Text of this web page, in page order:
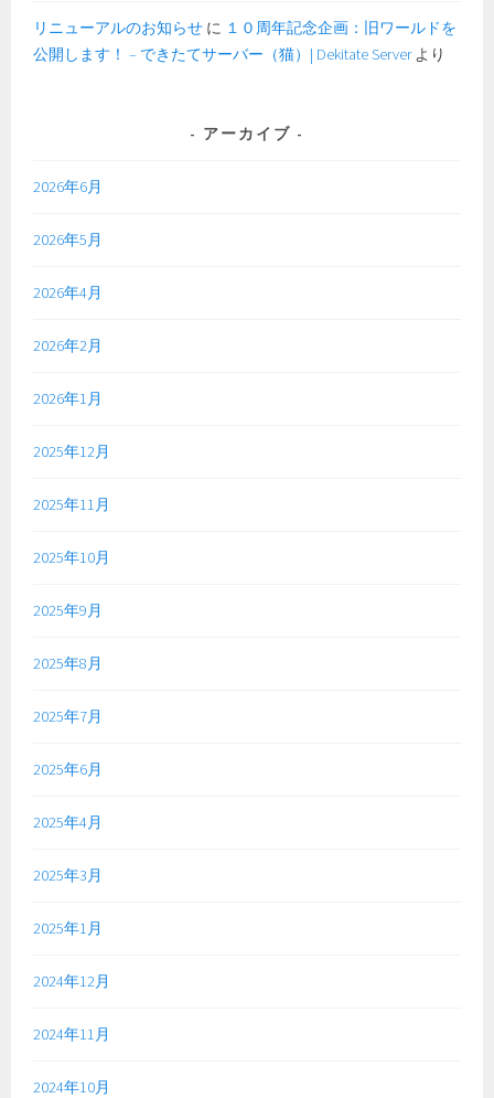
リニューアルのお知らせ に １０周年記念企画：旧ワールドを
公開します！ – できたてサーバー（猫）| Dekitate Serverより
アーカイブ
2026年6月
2026年5月
2026年4月
2026年2月
2026年1月
2025年12月
2025年11月
2025年10月
2025年9月
2025年8月
2025年7月
2025年6月
2025年4月
2025年3月
2025年1月
2024年12月
2024年11月
2024年10月